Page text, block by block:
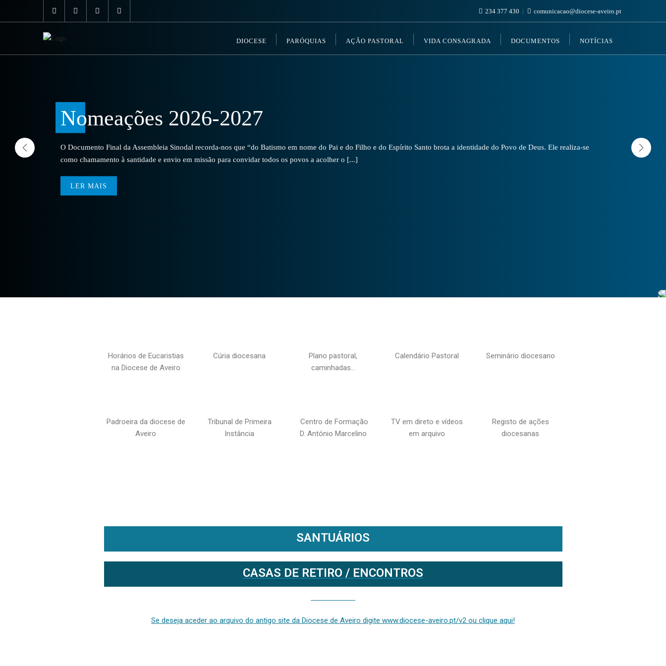
234 377 430 comunicacao@diocese-aveiro.pt
DIOCESE PARÓQUIAS AÇÃO PASTORAL VIDA CONSAGRADA DOCUMENTOS NOTÍCIAS
Nomeações 2026-2027
O Documento Final da Assembleia Sinodal recorda-nos que “do Batismo em nome do Pai e do Filho e do Espírito Santo brota a identidade do Povo de Deus. Ele realiza-se
como chamamento à santidade e envio em missão para convidar todos os povos a acolher o [...]
LER MAIS
Horários de Eucaristias
na Diocese de Aveiro
Cúria diocesana
Plano pastoral,
caminhadas…
Calendário Pastoral Seminário diocesano
Padroeira da diocese de
Aveiro
Tribunal de Primeira
Instância
Centro de Formação
D. António Marcelino
TV em direto e vídeos
em arquivo
Registo de ações
diocesanas
SANTUÁRIOS
CASAS DE RETIRO / ENCONTROS
Se deseja aceder ao arquivo do antigo site da Diocese de Aveiro digite www.diocese-aveiro.pt/v2 ou clique aqui!